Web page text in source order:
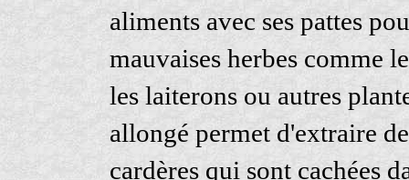
aliments avec ses pattes
mauvaises herbes comme
les laiterons ou autres
allongé permet d'extraire
cardères qui sont cachées